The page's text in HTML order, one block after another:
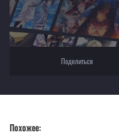
Поделиться
Похожее: